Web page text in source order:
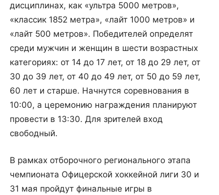
дисциплинах, как «ультра 5000 метров»,
«классик 1852 метра», «лайт 1000 метров» и
«лайт 500 метров». Победителей определят
среди мужчин и женщин в шести возрастных
категориях: от 14 до 17 лет, от 18 до 29 лет, от
30 до 39 лет, от 40 до 49 лет, от 50 до 59 лет,
60 лет и старше. Начнутся соревнования в
10:00, а церемонию награждения планируют
провести в 13:30. Для зрителей вход
свободный.
В рамках отборочного регионального этапа
чемпионата Офицерской хоккейной лиги 30 и
31 мая пройдут финальные игры в